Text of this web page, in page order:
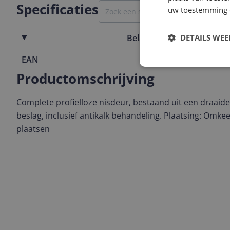
Specificaties
Belangrijkste kenmerken
EAN
Productomschrijving
Complete profielloze nisdeur, bestaand uit een
beslag, inclusief antikalk behandeling. Plaatsing:
plaatsen
uw
DETAILS